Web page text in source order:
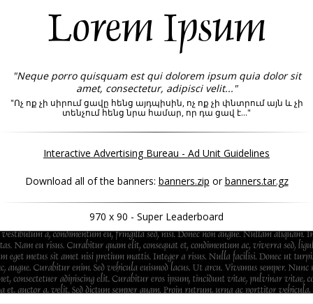
Lorem Ipsum
"Neque porro quisquam est qui dolorem ipsum quia dolor sit
amet, consectetur, adipisci velit..."
"Ոչ ոք չի սիրում ցավը հենց այդպիսին, ոչ ոք չի փնտրում այն և չի
տենչում հենց նրա համար, որ դա ցավ է..."
Interactive Advertising Bureau - Ad Unit Guidelines
Download all of the banners: banners.zip orbanners.tar.gz
970 x 90 - Super Leaderboard